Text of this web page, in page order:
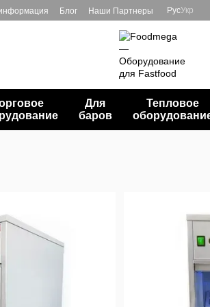
Блог Наши Партнеры РусУкр
Для
баров
Тепловое